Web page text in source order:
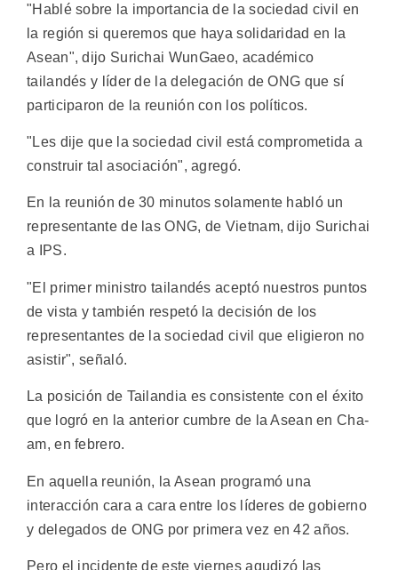
"Hablé sobre la importancia de la sociedad civil en
la región si queremos que haya solidaridad en la
Asean", dijo Surichai WunGaeo, académico
tailandés y líder de la delegación de ONG que sí
participaron de la reunión con los políticos.
"Les dije que la sociedad civil está comprometida a
construir tal asociación", agregó.
En la reunión de 30 minutos solamente habló un
representante de las ONG, de Vietnam, dijo Surichai
a IPS.
"El primer ministro tailandés aceptó nuestros puntos
de vista y también respetó la decisión de los
representantes de la sociedad civil que eligieron no
asistir", señaló.
La posición de Tailandia es consistente con el éxito
que logró en la anterior cumbre de la Asean en Cha-
am, en febrero.
En aquella reunión, la Asean programó una
interacción cara a cara entre los líderes de gobierno
y delegados de ONG por primera vez en 42 años.
Pero el incidente de este viernes agudizó las